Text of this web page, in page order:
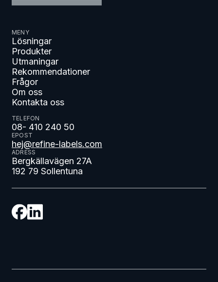
MENY
Lösningar
Produkter
Utmaningar
Rekommendationer
Frågor
Om oss
Kontakta oss
TELEFON
08- 410 240 50
EPOST
hej@refine-labels.com
ADRESS
Bergkällavägen 27A
192 79 Sollentuna